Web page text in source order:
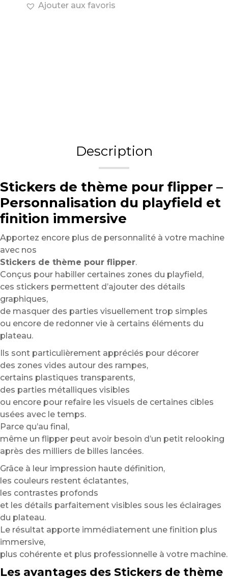
Ajouter aux favoris
Description
Stickers de thème pour flipper –
Personnalisation du playfield et
finition immersive
Apportez encore plus de personnalité à votre machine
avec nos
Stickers de thème pour flipper.
Conçus pour habiller certaines zones du playfield,
ces stickers permettent d’ajouter des détails
graphiques,
de masquer des parties visuellement trop simples
ou encore de redonner vie à certains éléments du
plateau.
Ils sont particulièrement appréciés pour décorer
des zones vides autour des rampes,
certains plastiques transparents,
des parties métalliques visibles
ou encore pour refaire les visuels de certaines cibles
usées avec le temps.
Parce qu’au final,
même un flipper peut avoir besoin d’un petit relooking
après des milliers de billes lancées.
Grâce à leur impression haute définition,
les couleurs restent éclatantes,
les contrastes profonds
et les détails parfaitement visibles sous les éclairages
du plateau.
Le résultat apporte immédiatement une finition plus
immersive,
plus cohérente et plus professionnelle à votre machine.
Les avantages des Stickers de thème